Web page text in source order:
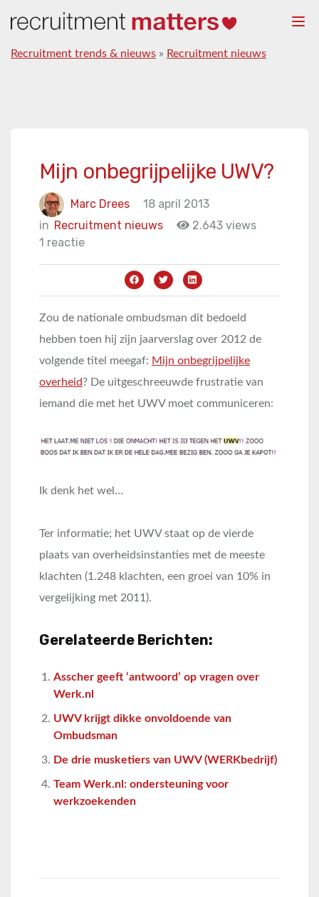
Recruitment trends & nieuws » Recruitment nieuws
Mijn onbegrijpelijke UWV?
Marc Drees
18 april 2013
in Recruitment nieuws
2.643 views
1 reactie
Zou de nationale ombudsman dit bedoeld
hebben toen hij zijn jaarverslag over 2012 de
volgende titel meegaf: Mijn onbegrijpelijke
overheid? De uitgeschreeuwde frustratie van
iemand die met het UWV moet communiceren:
Ik denk het wel…
Ter informatie; het UWV staat op de vierde
plaats van overheidsinstanties met de meeste
klachten (1.248 klachten, een groei van 10% in
vergelijking met 2011).
Gerelateerde Berichten:
Asscher geeft ‘antwoord’ op vragen over
Werk.nl
UWV krijgt dikke onvoldoende van
Ombudsman
De drie musketiers van UWV (WERKbedrijf)
Team Werk.nl: ondersteuning voor
werkzoekenden